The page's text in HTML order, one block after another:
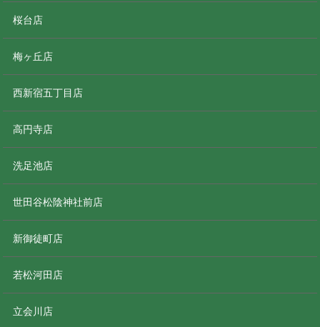
桜台店
梅ヶ丘店
西新宿五丁目店
高円寺店
洗足池店
世田谷松陰神社前店
新御徒町店
若松河田店
立会川店